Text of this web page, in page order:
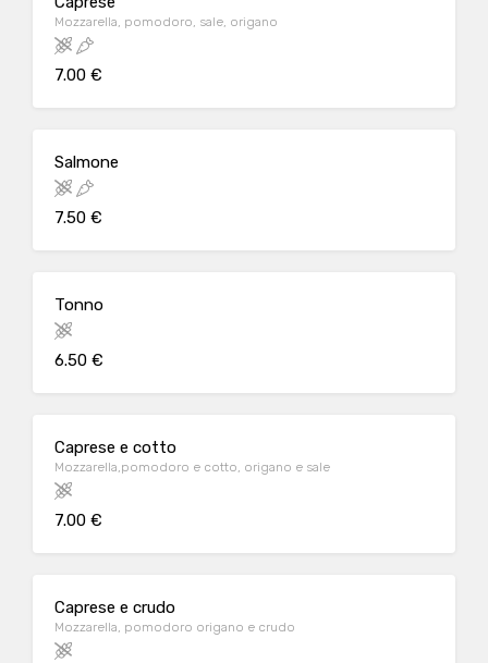
Mozzarella, pomodoro, sale, origano
7.00 €
Salmone
7.50 €
Tonno
6.50 €
Caprese e cotto
Mozzarella,pomodoro e cotto, origano e sale
7.00 €
Caprese e crudo
Mozzarella, pomodoro origano e crudo